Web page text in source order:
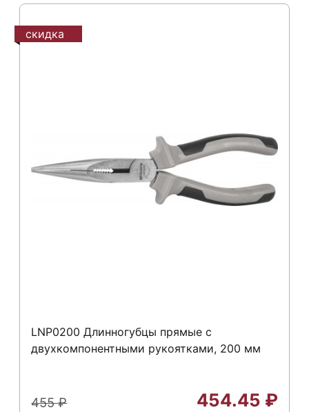
скидка
LNP0200 Длинногубцы прямые с
двухкомпонентными рукоятками, 200 мм
455₽ 454.45 ₽